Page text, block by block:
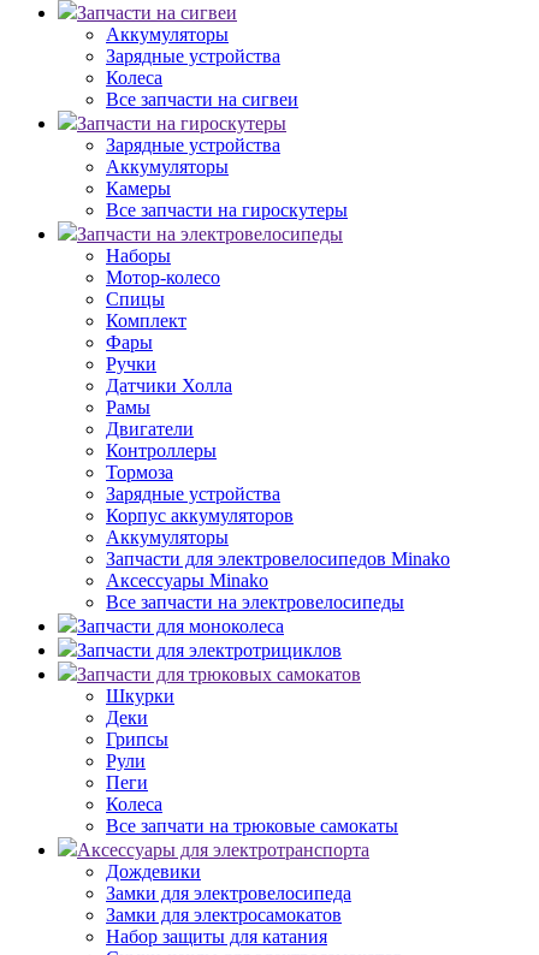
Запчасти на сигвеи
Аккумуляторы
Зарядные устройства
Колеса
Все запчасти на сигвеи
Запчасти на гироскутеры
Зарядные устройства
Аккумуляторы
Камеры
Все запчасти на гироскутеры
Запчасти на электровелосипеды
Наборы
Мотор-колесо
Спицы
Комплект
Фары
Ручки
Датчики Холла
Рамы
Двигатели
Контроллеры
Тормоза
Зарядные устройства
Корпус аккумуляторов
Аккумуляторы
Запчасти для электровелосипедов Minako
Аксессуары Minako
Все запчасти на электровелосипеды
Запчасти для моноколеса
Запчасти для электротрициклов
Запчасти для трюковых самокатов
Шкурки
Деки
Грипсы
Рули
Пеги
Колеса
Все запчати на трюковые самокаты
Аксессуары для электротранспорта
Дождевики
Замки для электровелосипеда
Замки для электросамокатов
Набор защиты для катания